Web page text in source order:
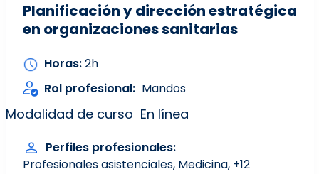
Planificación y dirección estratégica
en organizaciones sanitarias
Horas 2h
Rol profesional
Mandos
Modalidad de curso En línea
Perfiles profesionales
Profesionales asistenciales Medicina +12